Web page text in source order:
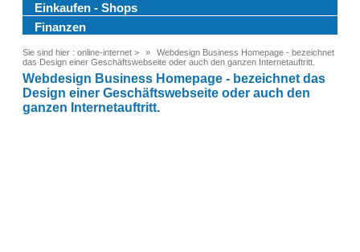
Einkaufen - Shops
Finanzen
Sie sind hier : online-internet >
Webdesign Business Homepage - bezeichnet
das Design einer Geschäftswebseite oder auch den ganzen Internetauftritt.
Webdesign Business Homepage - bezeichnet das
Design einer Geschäftswebseite oder auch den
ganzen Internetauftritt.